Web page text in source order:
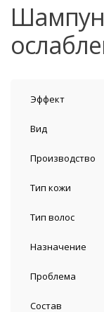
шампунь для
Эффект
Вид
Производство
Тип кожи
Тип волос
Назначение
Проблема
Состав